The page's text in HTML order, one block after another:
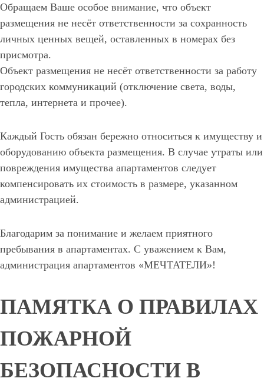
Обращаем Ваше особое внимание, что объект
размещения не несёт ответственности за сохранность
личных ценных вещей, оставленных в номерах без
присмотра.
Объект размещения не несёт ответственности за работу
городских коммуникаций (отключение света, воды,
тепла, интернета и прочее).
Каждый Гость обязан бережно относиться к имуществу и
оборудованию объекта размещения. В случае утраты или
повреждения имущества апартаментов следует
компенсировать их стоимость в размере, указанном
администрацией.
Благодарим за понимание и желаем приятного
пребывания в апартаментах. С уважением к Вам,
администрация апартаментов «МЕЧТАТЕЛИ»!
ПАМЯТКА О ПРАВИЛАХ
ПОЖАРНОЙ
БЕЗОПАСНОСТИ В